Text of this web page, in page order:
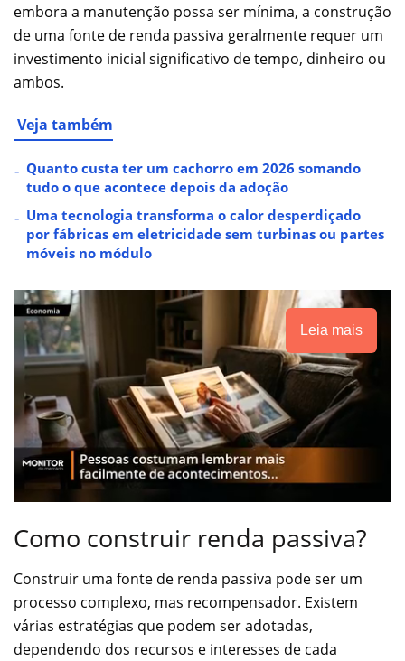
embora a manutenção possa ser mínima, a construção
de uma fonte de renda passiva geralmente requer um
investimento inicial significativo de tempo, dinheiro ou
ambos.
Veja também
Quanto custa ter um cachorro em 2026 somando
tudo o que acontece depois da adoção
Uma tecnologia transforma o calor desperdiçado
por fábricas em eletricidade sem turbinas ou partes
móveis no módulo
Leia mais
Como construir renda passiva?
Construir uma fonte de renda passiva pode ser um
processo complexo, mas recompensador. Existem
várias estratégias que podem ser adotadas,
dependendo dos recursos e interesses de cada